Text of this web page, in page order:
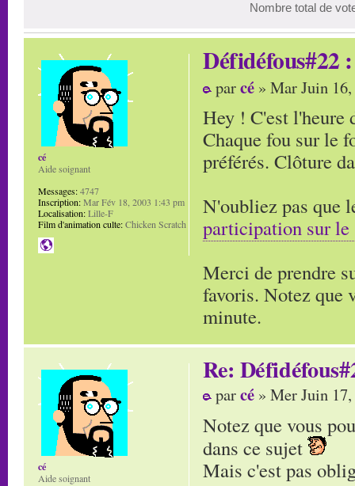
Nombre total de
Défidéfous#22
parcé » Mar Juin
Hey ! C'est l'heure
Chaque fou sur le
préférés. Clôture
N'oubliez pas que
participation sur le
Merci de prendre
favoris. Notez que
minute.
cé
Aide soignant
Messages:4747
Inscription:Mar Fév 18, 2003 1:43 pm
Localisation:Lille-F
Film d'animation culte:Chicken Scratch
Re:
parcé » Mer Juin
Notez que vous
dans ce sujet
Mais c'est pas
cé
Aide soignant